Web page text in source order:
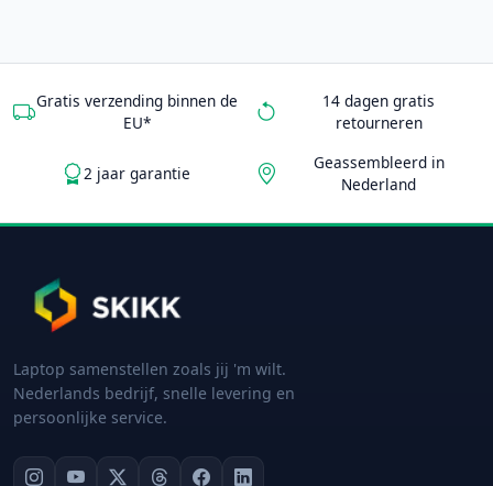
Gratis verzending binnen de
EU*
14 dagen gratis
retourneren
2 jaar garantie
Geassembleerd in
Nederland
Laptop samenstellen zoals jij 'm wilt.
Nederlands bedrijf, snelle levering en
persoonlijke service.